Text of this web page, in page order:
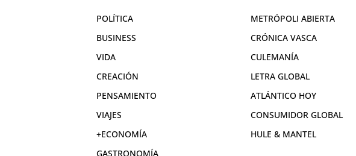
POLÍTICA
BUSINESS
VIDA
CREACIÓN
PENSAMIENTO
VIAJES
+ECONOMÍA
GASTRONOMÍA
METRÓPOLI ABIERTA
CRÓNICA VASCA
CULEMANÍA
LETRA GLOBAL
ATLÁNTICO HOY
CONSUMIDOR GLOBAL
HULE & MANTEL